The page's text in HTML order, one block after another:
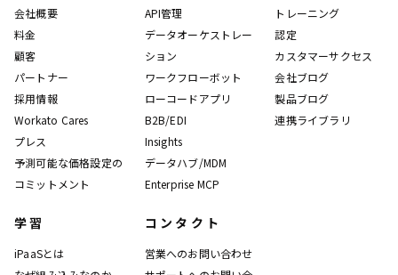
会社概要
料金
顧客
パートナー
採用情報
Workato Cares
プレス
予測可能な価格設定の
コミットメント
API管理
データオーケストレー
ション
ワークフローボット
ローコードアプリ
B2B/EDI
Insights
データハブ/MDM
Enterprise MCP
トレーニング
認定
カスタマーサクセス
会社ブログ
製品ブログ
連携ライブラリ
学習
iPaaSとは
コンタクト
営業へのお問い合わせ